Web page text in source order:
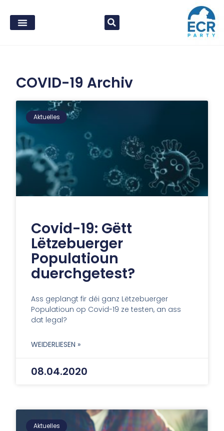
COVID-19 Archiv
Aktuelles
Covid-19: Gëtt
Lëtzebuerger
Populatioun
duerchgetest?
Ass geplangt fir déi ganz Lëtzebuerger
Populatioun op Covid-19 ze testen, an ass
dat legal?
WEIDERLIESEN »
08.04.2020
Aktuelles